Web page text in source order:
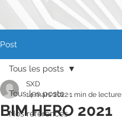
Post
Tous les posts
Nos références
Tous les posts
BIM HERO 2021
SXD
14 mars 20221 min de lecture